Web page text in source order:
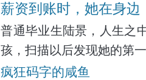
薪资到账时，她在身边
普通毕业生陆景，人生之
孩，扫描以后发现她的第
疯狂码字的咸鱼